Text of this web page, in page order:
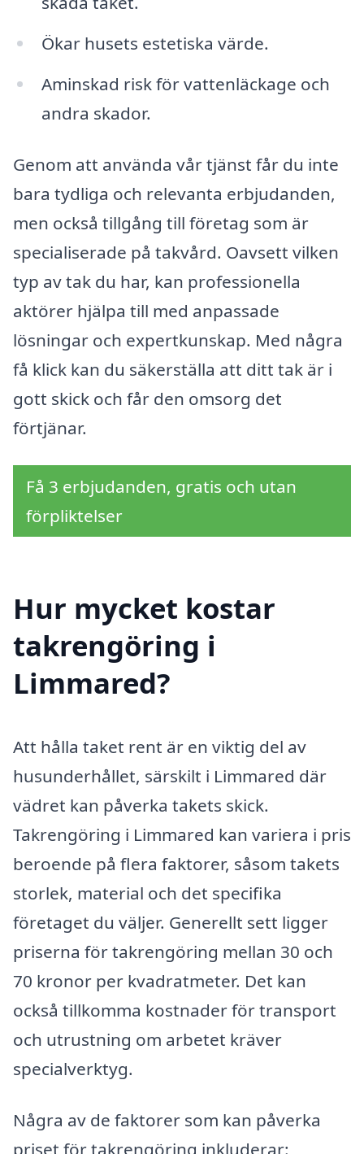
Ökar husets estetiska värde.
Aminskad risk för vattenläckage och
andra skador.
Genom att använda vår tjänst får du inte
bara tydliga och relevanta erbjudanden,
men också tillgång till företag som är
specialiserade på takvård. Oavsett vilken
typ av tak du har, kan professionella
aktörer hjälpa till med anpassade
lösningar och expertkunskap. Med några
få klick kan du säkerställa att ditt tak är i
gott skick och får den omsorg det
förtjänar.
Få 3 erbjudanden, gratis och utan
förpliktelser
Hur mycket kostar
takrengöring i
Limmared?
Att hålla taket rent är en viktig del av
husunderhållet, särskilt i Limmared där
vädret kan påverka takets skick.
Takrengöring i Limmared kan variera i pris
beroende på flera faktorer, såsom takets
storlek, material och det specifika
företaget du väljer. Generellt sett ligger
priserna för takrengöring mellan 30 och
70 kronor per kvadratmeter. Det kan
också tillkomma kostnader för transport
och utrustning om arbetet kräver
specialverktyg.
Några av de faktorer som kan påverka